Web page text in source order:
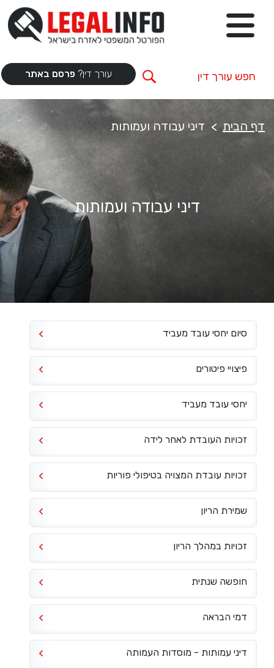
עורך דין? פרסם באתר
דף הבית דיני עבודה ועמותות
דיני עבודה ועמותות
סיום יחסי עובד מעביד
פיצויי פיטורים
יחסי עובד מעביד
זכויות העובדת לאחר לידה
זכויות עובדת המצויה בטיפולי פוריות
שמירת הריון
זכויות במהלך הריון
חופשה שנתית
דמי הבראה
דיני עמותות - מוסדות העמותה